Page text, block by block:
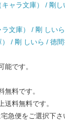
ャラ文庫） / 剛
文庫） / 剛 しい
/ 剛 しいら / 徳
能です。
無料です。
料無料です。
急便をご選択下さ